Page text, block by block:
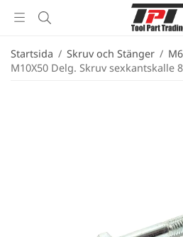
Startsida / Skruv och Stänger /
M10X50 Delg. Skruv sexkantskalle